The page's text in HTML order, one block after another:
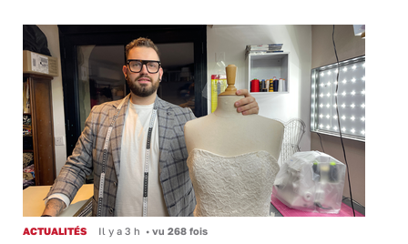
ACTUALITÉS Il y a 3 h • vu 268 fois